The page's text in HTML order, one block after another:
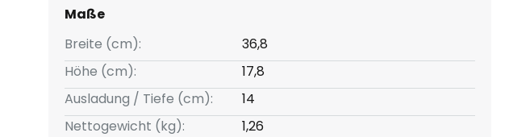
Maße
Breite (cm):
36,8
Höhe (cm):
17,8
Ausladung / Tiefe (cm):
14
Nettogewicht (kg):
1,26